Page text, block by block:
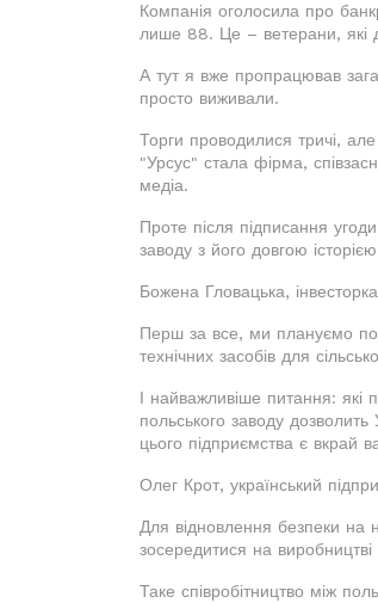
Компанія оголосила про
лише 88. Це – ветерани, які
А тут я вже пропрацював
просто виживали.
Торги проводилися тричі,
"Урсус" стала фірма,
медіа.
Проте після підписання
заводу з його довгою
Божена Гловацька,
Перш за все, ми плануємо
технічних засобів для
І найважливіше питання: які
польського заводу дозволить
цього підприємства є вкрай
Олег Крот, український
Для відновлення безпеки на
зосередитися на виробництві
Таке співробітництво між